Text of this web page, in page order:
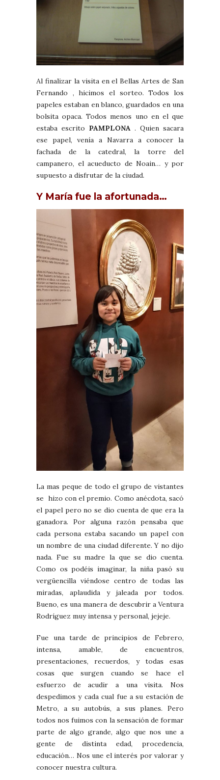
Al finalizar la visita en el Bellas Artes de San
Fernando , hicimos el sorteo. Todos los
papeles estaban en blanco, guardados en una
bolsita opaca. Todos menos uno en el que
estaba escrito PAMPLONA . Quien sacara
ese papel, venía a Navarra a conocer la
fachada de la catedral, la torre del
campanero, el acueducto de Noain… y por
supuesto a disfrutar de la ciudad.
Y María fue la afortunada…
La mas peque de todo el grupo de vistantes
se hizo con el premio. Como anécdota, sacó
el papel pero no se dio cuenta de que era la
ganadora. Por alguna razón pensaba que
cada persona estaba sacando un papel con
un nombre de una ciudad diferente. Y no dijo
nada. Fue su madre la que se dio cuenta.
Como os podéis imaginar, la niña pasó su
vergüencilla viéndose centro de todas las
miradas, aplaudida y jaleada por todos.
Bueno, es una manera de descubrir a Ventura
Rodríguez muy intensa y personal, jejeje.
Fue una tarde de principios de Febrero,
intensa, amable, de encuentros,
presentaciones, recuerdos, y todas esas
cosas que surgen cuando se hace el
esfuerzo de acudir a una visita. Nos
despedimos y cada cual fue a su estación de
Metro, a su autobús, a sus planes. Pero
todos nos fuimos con la sensación de formar
parte de algo grande, algo que nos une a
gente de distinta edad, procedencia,
educación… Nos une el interés por valorar y
conocer nuestra cultura.